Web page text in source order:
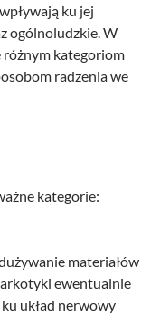
ku jej
ogólnoludzkie. W
różnym kategoriom
radzenia we
kategorie:
materiałów
ewentualnie
układ nerwowy